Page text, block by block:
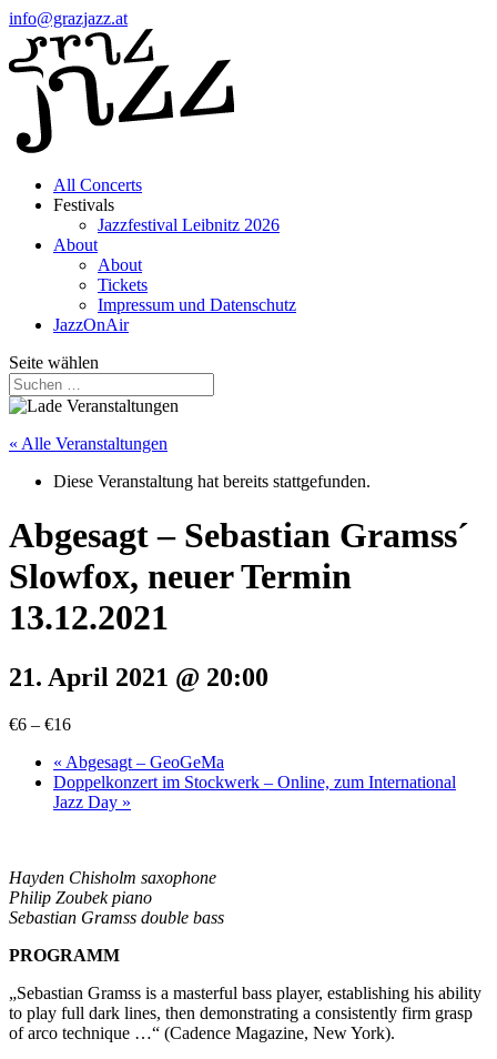
info@grazjazz.at
All Concerts
Festivals
Jazzfestival Leibnitz 2026
About
About
Tickets
Impressum und Datenschutz
JazzOnAir
Seite wählen
« Alle Veranstaltungen
Diese Veranstaltung hat bereits stattgefunden.
Abgesagt – Sebastian Gramss´
Slowfox, neuer Termin
13.12.2021
21. April 2021 @ 20:00
€6 – €16
« Abgesagt – GeoGeMa
Doppelkonzert im Stockwerk – Online, zum International
Jazz Day »
Hayden Chisholm saxophone
Philip Zoubek piano
Sebastian Gramss double bass
PROGRAMM
„Sebastian Gramss is a masterful bass player, establishing his ability
to play full dark lines, then demonstrating a consistently firm grasp
of arco technique …“ (Cadence Magazine, New York).